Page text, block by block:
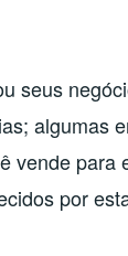
seus
algumas
vende para
por